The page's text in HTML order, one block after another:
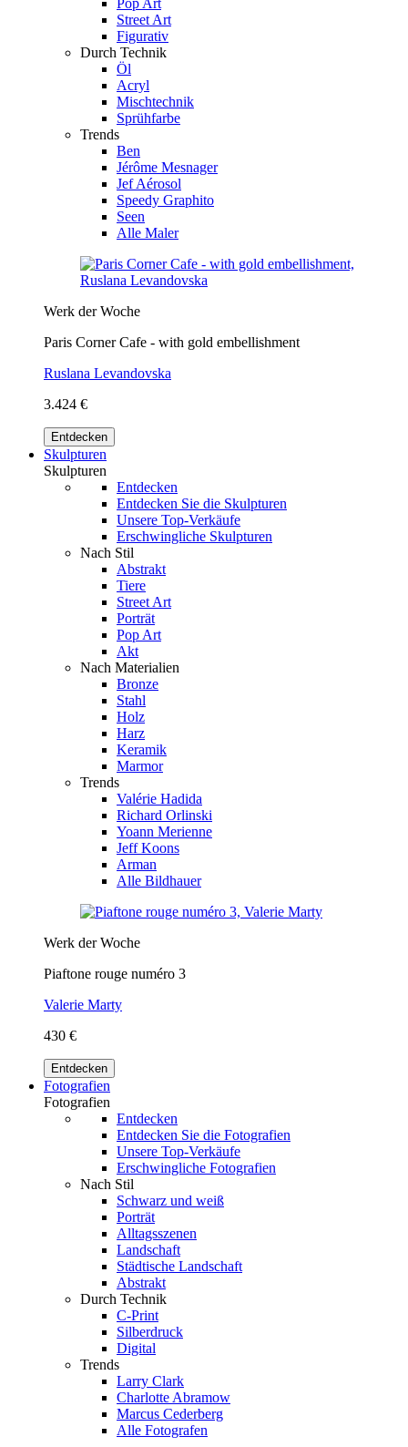
Street Art
Figurativ
Durch Technik
Öl
Acryl
Mischtechnik
Sprühfarbe
Trends
Ben
Jérôme Mesnager
Jef Aérosol
Speedy Graphito
Seen
Alle Maler
Werk der Woche
Paris Corner Cafe - with gold embellishment
Ruslana Levandovska
3.424 €
Entdecken
Skulpturen
Skulpturen
Entdecken
Entdecken Sie die Skulpturen
Unsere Top-Verkäufe
Erschwingliche Skulpturen
Nach Stil
Abstrakt
Tiere
Street Art
Porträt
Pop Art
Akt
Nach Materialien
Bronze
Stahl
Holz
Harz
Keramik
Marmor
Trends
Valérie Hadida
Richard Orlinski
Yoann Merienne
Jeff Koons
Arman
Alle Bildhauer
Werk der Woche
Piaftone rouge numéro 3
Valerie Marty
430 €
Entdecken
Fotografien
Fotografien
Entdecken
Entdecken Sie die Fotografien
Unsere Top-Verkäufe
Erschwingliche Fotografien
Nach Stil
Schwarz und weiß
Porträt
Alltagsszenen
Landschaft
Städtische Landschaft
Abstrakt
Durch Technik
C-Print
Silberdruck
Digital
Trends
Larry Clark
Charlotte Abramow
Marcus Cederberg
Alle Fotografen